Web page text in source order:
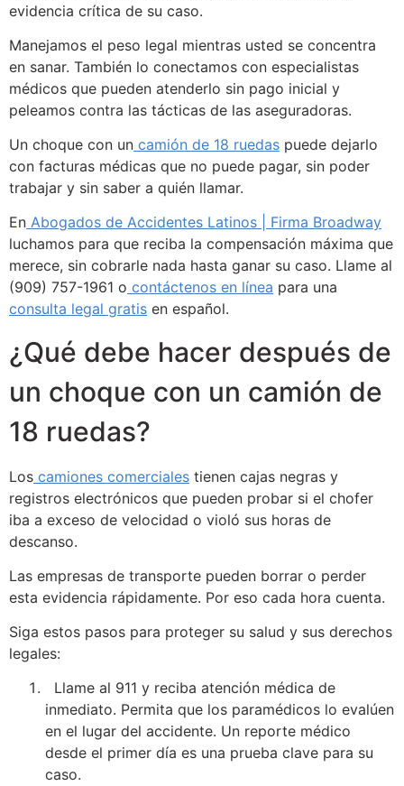
evidencia crítica de su caso.
Manejamos el peso legal mientras usted se concentra
en sanar. También lo conectamos con especialistas
médicos que pueden atenderlo sin pago inicial y
peleamos contra las tácticas de las aseguradoras.
Un choque con un camión de 18 ruedas puede dejarlo
con facturas médicas que no puede pagar, sin poder
trabajar y sin saber a quién llamar.
En Abogados de Accidentes Latinos | Firma Broadway
luchamos para que reciba la compensación máxima que
merece, sin cobrarle nada hasta ganar su caso. Llame al
(909) 757-1961 o contáctenos en línea para una
consulta legal gratis en español.
¿Qué debe hacer después de
un choque con un camión de
18 ruedas?
Los camiones comerciales tienen cajas negras y
registros electrónicos que pueden probar si el chofer
iba a exceso de velocidad o violó sus horas de
descanso.
Las empresas de transporte pueden borrar o perder
esta evidencia rápidamente. Por eso cada hora cuenta.
Siga estos pasos para proteger su salud y sus derechos
legales:
Llame al 911 y reciba atención médica de
inmediato. Permita que los paramédicos lo evalúen
en el lugar del accidente. Un reporte médico
desde el primer día es una prueba clave para su
caso.